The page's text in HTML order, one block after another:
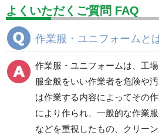
設備用品・作業補助用品 工事作
分煙対策機器
電気保守用品 ワイパー ク
防災グッズ（防災セット） 救急
健康管理器具 季節商品 ウ
商品カテゴリ一覧
よくいただくご質問 FAQ
作業服・ユニフォームと
作業服・ユニフォームは、工
服全般をいい作業者を危険や
は作業する内容によってその
により作られ、一般的な作業
などを重視したもの、クリー